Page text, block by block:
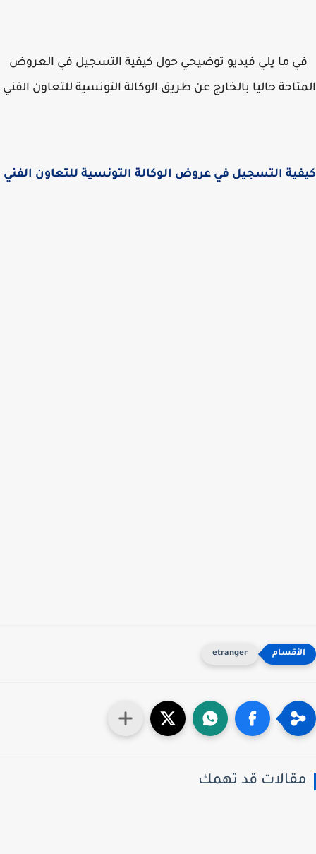
ما يلي فيديو توضيحي حول كيفية التسجيل في العروض
حاليا بالخارج عن طريق الوكالة التونسية للتعاون الفني
التسجيل في عروض الوكالة التونسية للتعاون الفني
etranger
قد تهمك